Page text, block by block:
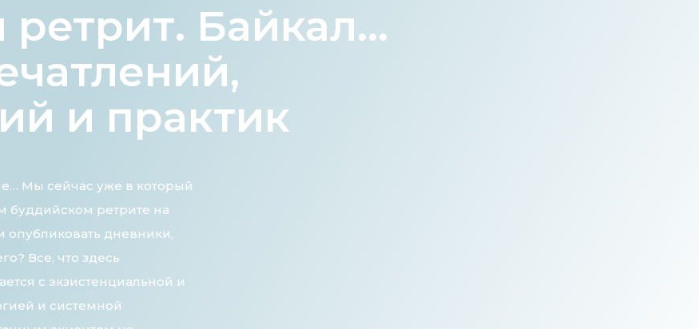
Байкал…
и практик
Мы сейчас уже в который
буддийском ретрите на
дневники,
Все, что здесь
с экзистенциальной и
и системной